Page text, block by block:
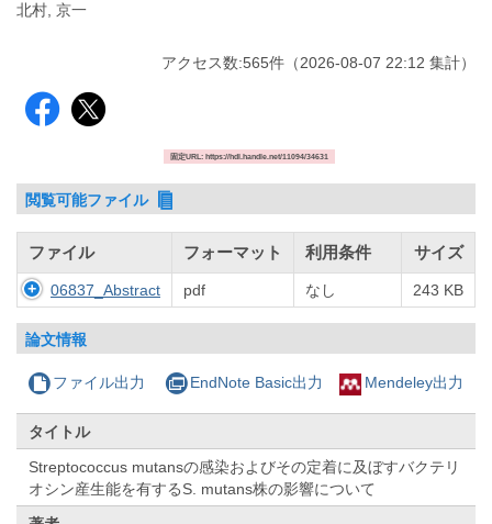
北村, 京一
アクセス数:565件 （2026-08-07 22:12 集計）
固定URL: https://hdl.handle.net/11094/34631
閲覧可能ファイル
ファイル フォーマット 利用条件 サイズ
06837_Abstract pdf なし 243 KB
論文情報
ファイル出力 EndNote Basic出力 Mendeley出力
タイトル
Streptococcus mutansの感染およびその定着に及ぼすバクテリ
オシン産生能を有するS. mutans株の影響について